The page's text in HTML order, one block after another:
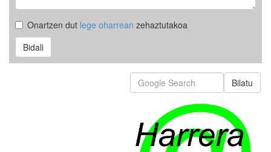
Onartzen dut lege oharrean zehaztutakoa
Bidali
Bilatu